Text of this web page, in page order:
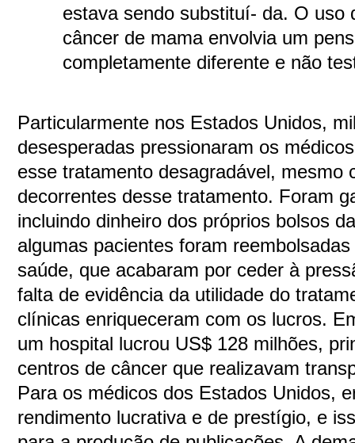
estava sendo substituí- da. O uso
câncer de mama envolvia um
completamente diferente e não
Particularmente nos Estados Unidos,
desesperadas pressionaram os
esse tratamento desagradável, mesmo
decorrentes desse tratamento. Foram
incluindo dinheiro dos próprios bolsos
algumas pacientes foram
saúde, que acabaram por ceder à
falta de evidência da utilidade do
clínicas enriqueceram com os lucros.
um hospital lucrou US$ 128 milhões,
centros de câncer que realizavam
Para os médicos dos Estados Unidos,
rendimento lucrativa e de prestígio, e